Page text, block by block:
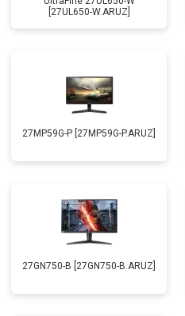
[27UL650-W.ARUZ]
27MP59G-P [27MP59G-P.ARUZ]
27GN750-B [27GN750-B.ARUZ]